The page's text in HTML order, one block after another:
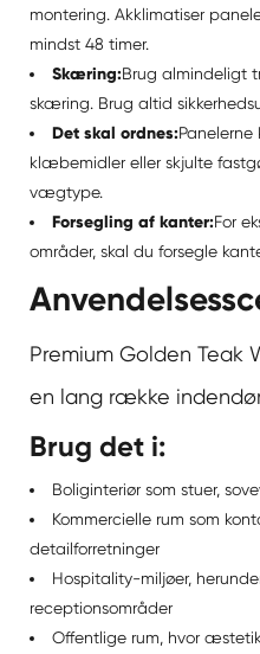
montering. Akklimatiser
mindst 48 timer.
Skæring:Brug almindeligt
skæring. Brug altid
Det skal ordnes:Panelerne
klæbemidler eller skjulte
vægtype.
Forsegling af kanter:For
områder, skal du forsegle
Premium Golden Teak
en lang række
Brug det i:
Boliginteriør som stuer,
Kommercielle rum som
detailforretninger
Hospitality-miljøer,
receptionsområder
Offentlige rum, hvor